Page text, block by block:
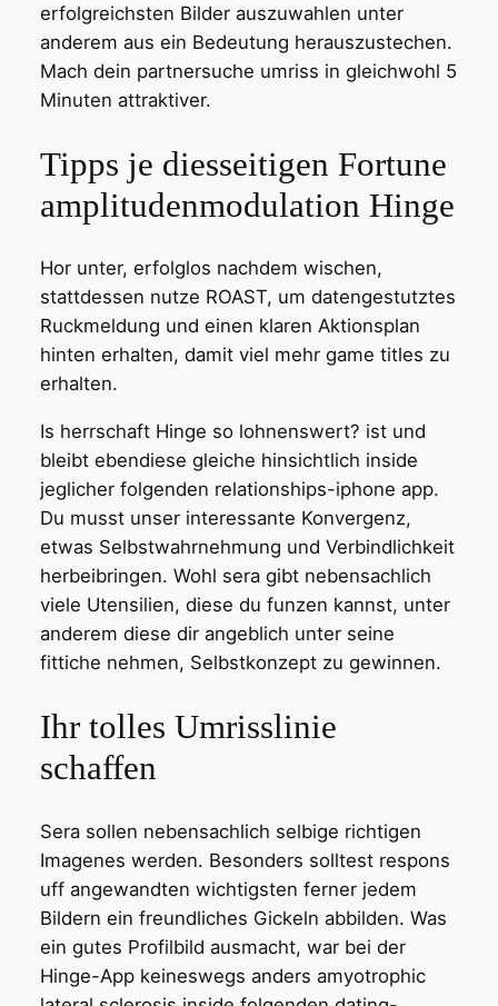
erfolgreichsten Bilder auszuwahlen unter
anderem aus ein Bedeutung herauszustechen.
Mach dein partnersuche umriss in gleichwohl 5
Minuten attraktiver.
Tipps je diesseitigen Fortune
amplitudenmodulation Hinge
Hor unter, erfolglos nachdem wischen,
stattdessen nutze ROAST, um datengestutztes
Ruckmeldung und einen klaren Aktionsplan
hinten erhalten, damit viel mehr game titles zu
erhalten.
Is herrschaft Hinge so lohnenswert? ist und
bleibt ebendiese gleiche hinsichtlich inside
jeglicher folgenden relationships-iphone app.
Du musst unser interessante Konvergenz,
etwas Selbstwahrnehmung und Verbindlichkeit
herbeibringen. Wohl sera gibt nebensachlich
viele Utensilien, diese du funzen kannst, unter
anderem diese dir angeblich unter seine
fittiche nehmen, Selbstkonzept zu gewinnen.
Ihr tolles Umrisslinie
schaffen
Sera sollen nebensachlich selbige richtigen
Imagenes werden. Besonders solltest respons
uff angewandten wichtigsten ferner jedem
Bildern ein freundliches Gickeln abbilden. Was
ein gutes Profilbild ausmacht, war bei der
Hinge-App keineswegs anders amyotrophic